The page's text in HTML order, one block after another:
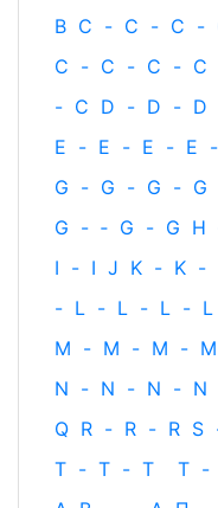
B C - C - C -
C - C - C - C
- C D - D - D
E - E - E - E -
G - G - G - G
G - ‐ G - G H
I - I J K - K -
- L - L - L - L
M - M - M - M
N - N - N - N
Q R - R - R S
T - T - T T -